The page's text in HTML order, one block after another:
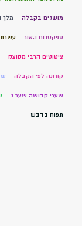
מושגים בקבלה מלך
ספקטרום האור עשרת
ציטוטים הרבי מקוצק
קורונה לפי הקבלה
שערי קדושה שער ג
תפוח בדבש